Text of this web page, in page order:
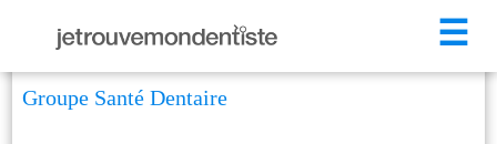
☰
Groupe Santé Dentaire